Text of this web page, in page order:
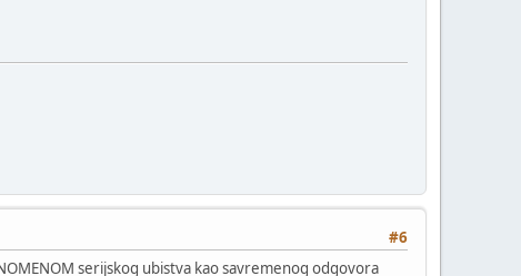
#6
serijskog ubistva kao savremenog odgovora